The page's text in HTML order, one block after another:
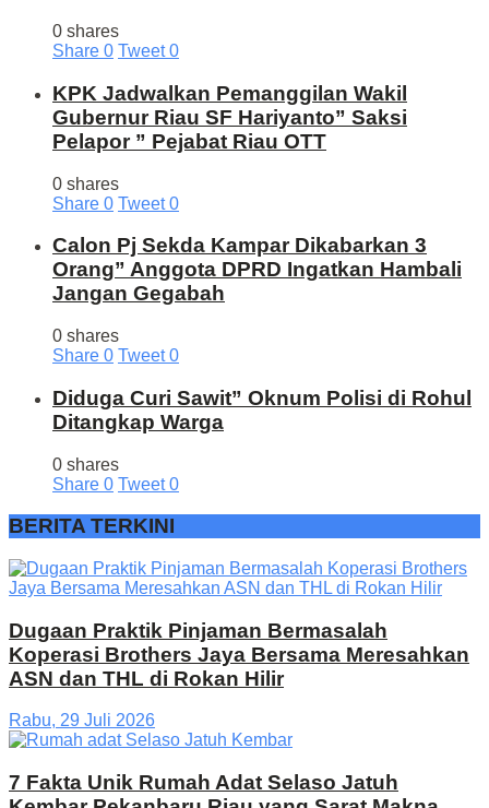
0 shares
Share 0 Tweet 0
KPK Jadwalkan Pemanggilan Wakil
Gubernur Riau SF Hariyanto” Saksi
Pelapor ” Pejabat Riau OTT
0 shares
Share 0 Tweet 0
Calon Pj Sekda Kampar Dikabarkan 3
Orang” Anggota DPRD Ingatkan Hambali
Jangan Gegabah
0 shares
Share 0 Tweet 0
Diduga Curi Sawit” Oknum Polisi di Rohul
Ditangkap Warga
0 shares
Share 0 Tweet 0
BERITA TERKINI
Dugaan Praktik Pinjaman Bermasalah
Koperasi Brothers Jaya Bersama Meresahkan
ASN dan THL di Rokan Hilir
Rabu, 29 Juli 2026
7 Fakta Unik Rumah Adat Selaso Jatuh